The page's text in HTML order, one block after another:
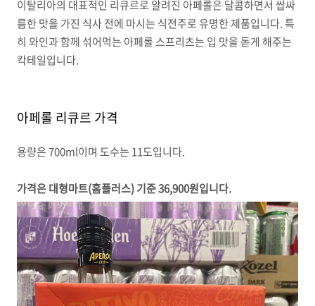
이탈리아의 대표적인 리큐르로 알려진 아페롤은 달콤하면서 쌉싸
름한 맛을 가진 식사 전에 마시는 식전주로 유명한 제품입니다. 특
히 와인과 함께 섞어먹는 아페롤 스프리츠는 입 맛을 돋게 해주는
칵테일입니다.
아페롤 리큐르 가격
용량은 700ml이며 도수는 11도입니다.
가격은 대형마트(홈플러스) 기준 36,900원입니다.